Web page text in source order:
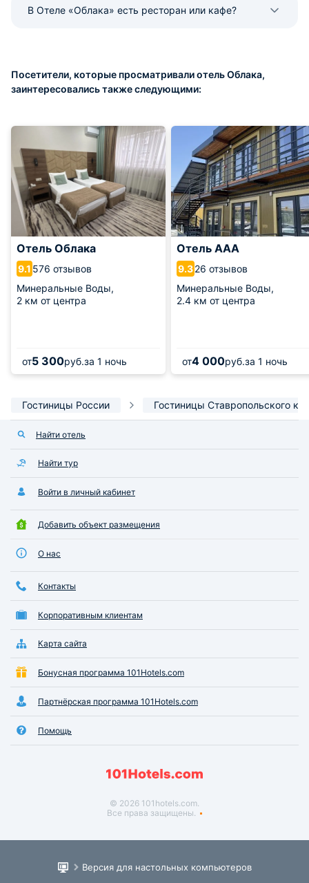
В Отеле «Облака» есть ресторан или кафе?
Посетители, которые просматривали отель Облака,
заинтересовались также следующими:
Отель Облака
9.1 576 отзывов
Минеральные Воды,
2 км от центра
от5 300руб.за 1 ночь
Отель ААА
9.326 отзывов
Минеральные Воды,
2.4 км от центра
от4 000руб.за 1 ночь
Гостиницы России Гостиницы Ставропольского
Найти отель
Найти тур
Войти в личный кабинет
Добавить объект размещения
О нас
Контакты
Корпоративным клиентам
Карта сайта
Бонусная программа 101Hotels.com
Партнёрская программа 101Hotels.com
Помощь
© 2026 101hotels.com.
Все права защищены.
Версия для настольных компьютеров